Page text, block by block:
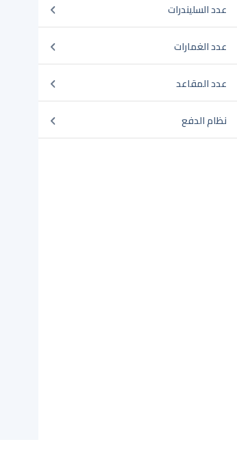
عدد السليندرات
عدد الغمارات
عدد المقاعد
نظام الدفع